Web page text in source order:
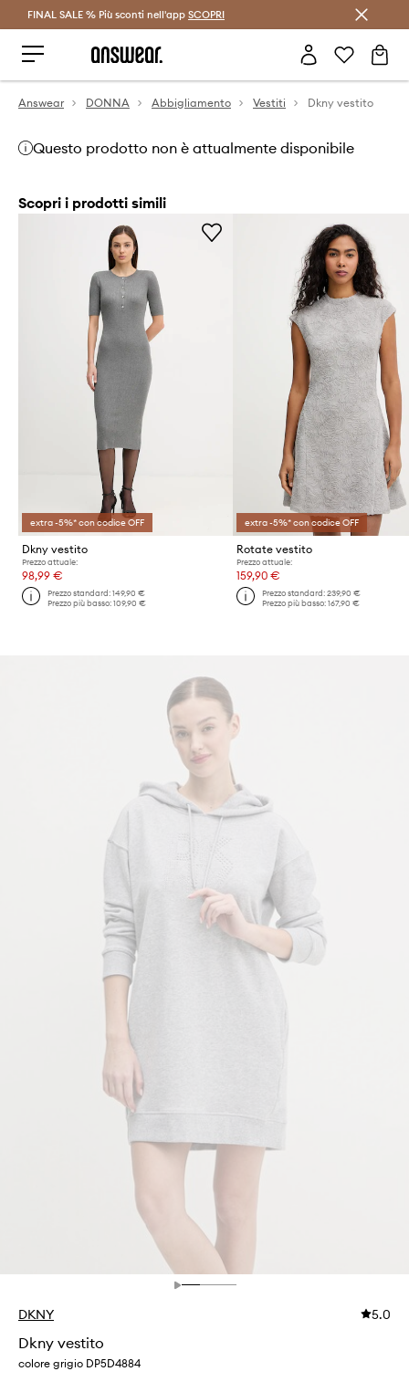
Risparmia con Answear Club >
FINAL SALE % Più sconti nell'app SCOPRI
Answear DONNA Abbigliamento Vestiti Dkny vestito
Questo prodotto non è attualmente disponibile
Scopri i prodotti simili
extra -5%* con codice OFF
Dkny vestito
Prezzo attuale:
98,99 €
Prezzo standard:149,90 €
Prezzo più basso:109,90 €
extra -5%* con codice OFF
Rotate vestito
Prezzo attuale:
159,90 €
Prezzo standard: 239,90 €
Prezzo più basso: 167,90 €
DKNY 5.0
Dkny vestito
colore grigio DP5D4884